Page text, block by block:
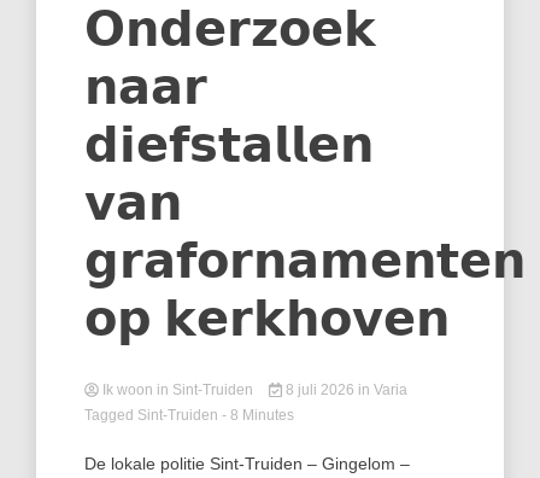
𝗢𝗻𝗱𝗲𝗿𝘇𝗼𝗲𝗸
𝗻𝗮𝗮𝗿
𝗱𝗶𝗲𝗳𝘀𝘁𝗮𝗹𝗹𝗲𝗻
𝘃𝗮𝗻
𝗴𝗿𝗮𝗳𝗼𝗿𝗻𝗮𝗺𝗲𝗻𝘁𝗲𝗻
𝗼𝗽 𝗸𝗲𝗿𝗸𝗵𝗼𝘃𝗲𝗻
Ik woon in Sint-Truiden 8 juli 2026 in Varia
Tagged Sint-Truiden - 8 Minutes
De lokale politie Sint-Truiden – Gingelom –